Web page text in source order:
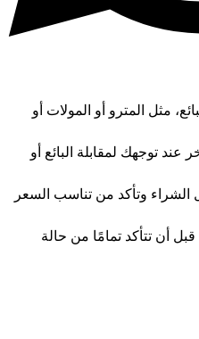
مثل المترو أو المولات أو
توجهك لمقابلة البائع أو
الشراء وتأكد من تناسب السعر
أن تتأكد تمامًا من حالة